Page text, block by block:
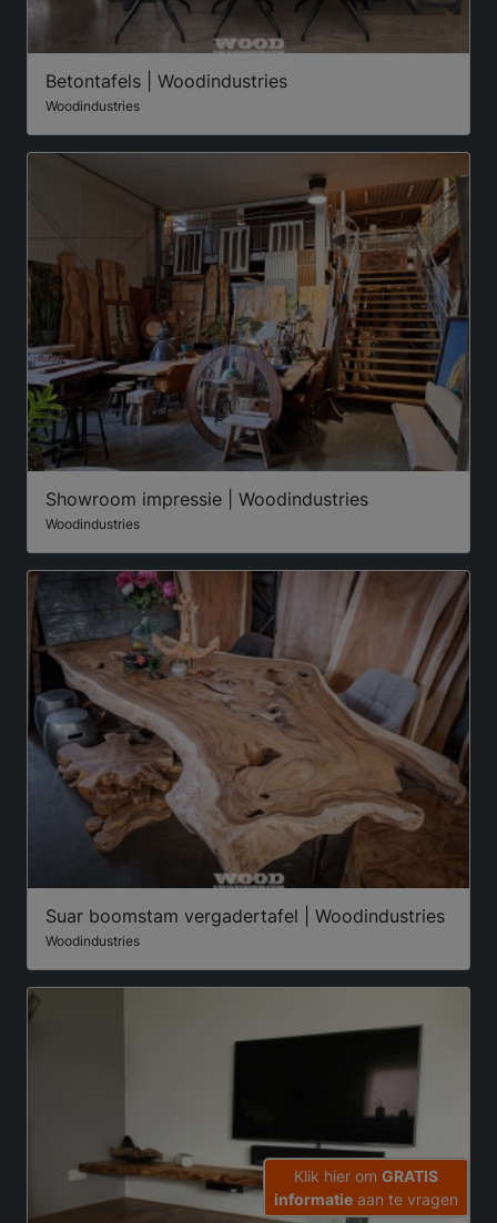
Betontafels | Woodindustries
Woodindustries
Showroom impressie | Woodindustries
Woodindustries
Suar boomstam vergadertafel | Woodindustries
Woodindustries
Klik hier om GRATIS
informatie aan te vragen